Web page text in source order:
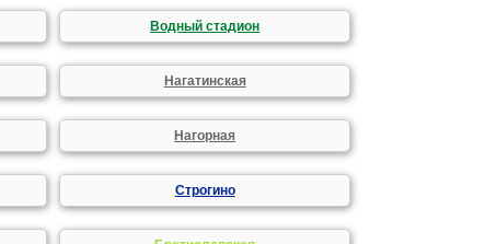
Водный стадион
Нагатинская
Нагорная
Строгино